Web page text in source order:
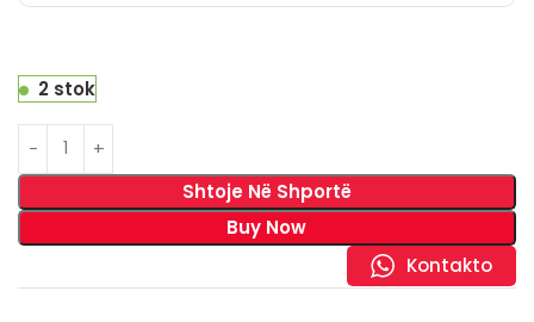
2 stok
Shtoje Në Shportë
Buy Now
Kontakto